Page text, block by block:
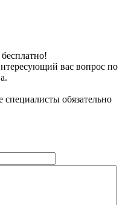
вас вопрос по
обязательно